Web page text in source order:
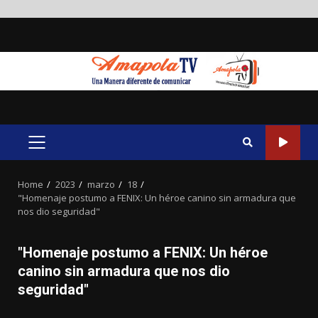
PRIMARY
Home 2023 marzo
18
"Homenaje postumo a FENIX: Un héroe canino sin armadura que
nos dio seguridad"
"Homenaje postumo a FENIX: Un héroe
canino sin armadura que nos dio
seguridad"